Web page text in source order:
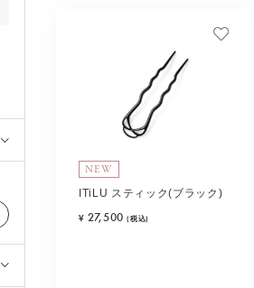
NEW
ITiLU スティック(ブラック)
¥ 27,500 (税込)